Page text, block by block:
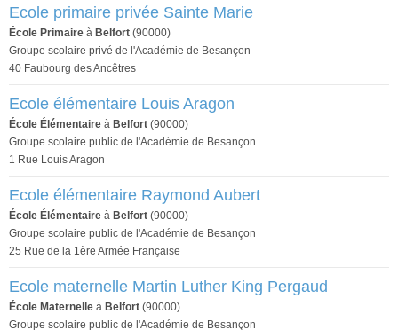
Ecole primaire privée Sainte Marie
École Primaire à Belfort (90000)
Groupe scolaire privé de l'Académie de Besançon
40 Faubourg des Ancêtres
Ecole élémentaire Louis Aragon
École Élémentaire à Belfort (90000)
Groupe scolaire public de l'Académie de Besançon
1 Rue Louis Aragon
Ecole élémentaire Raymond Aubert
École Élémentaire à Belfort (90000)
Groupe scolaire public de l'Académie de Besançon
25 Rue de la 1ère Armée Française
Ecole maternelle Martin Luther King Pergaud
École Maternelle à Belfort (90000)
Groupe scolaire public de l'Académie de Besançon